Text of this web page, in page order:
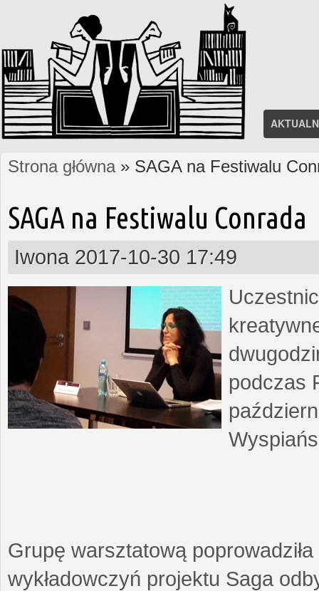
Jesteś tutaj
Strona główna» SAGA na Festiwalu
SAGA na Festiwalu Conrada
Iwona 2017-10-30 17:49
podczas
Grupę warsztatową
wykładowczyń projektu Saga